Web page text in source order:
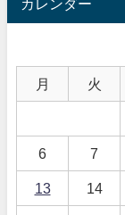
カレンダー
月 火
6 7
13 14